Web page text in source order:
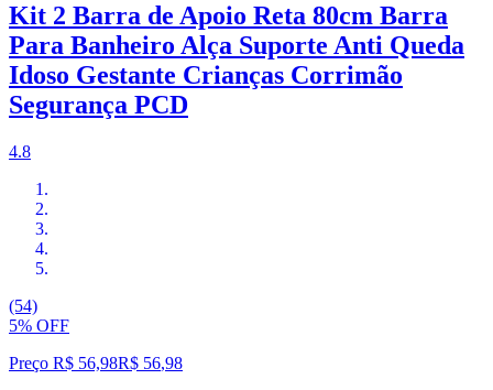
Kit 2 Barra de Apoio Reta 80cm Barra
Para Banheiro Alça Suporte Anti Queda
Idoso Gestante Crianças Corrimão
Segurança PCD
4.8
(54)
5% OFF
Preço R$ 56,98R$ 56,98